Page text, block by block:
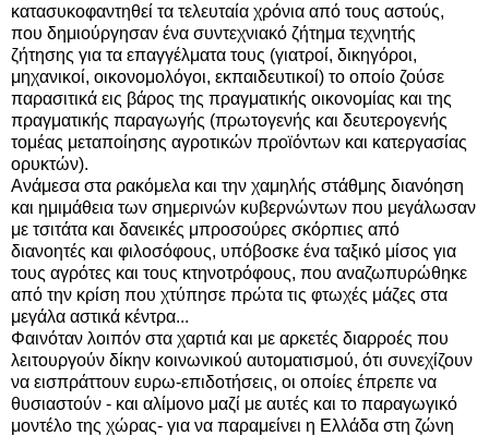
κατασυκοφαντηθεί τα τελευταία χρόνια από τους αστούς,
που δημιούργησαν ένα συντεχνιακό ζήτημα τεχνητής
ζήτησης για τα επαγγέλματα τους (γιατροί, δικηγόροι,
μηχανικοί, οικονομολόγοι, εκπαιδευτικοί) το οποίο ζούσε
παρασιτικά εις βάρος της πραγματικής οικονομίας και της
πραγματικής παραγωγής (πρωτογενής και δευτερογενής
τομέας μεταποίησης αγροτικών προϊόντων και κατεργασίας
ορυκτών).
Ανάμεσα στα ρακόμελα και την χαμηλής στάθμης διανόηση
και ημιμάθεια των σημερινών κυβερνώντων που μεγάλωσαν
με τσιτάτα και δανεικές μπροσούρες σκόρπιες από
διανοητές και φιλοσόφους, υπόβοσκε ένα ταξικό μίσος για
τους αγρότες και τους κτηνοτρόφους, που αναζωπυρώθηκε
από την κρίση που χτύπησε πρώτα τις φτωχές μάζες στα
μεγάλα αστικά κέντρα...
Φαινόταν λοιπόν στα χαρτιά και με αρκετές διαρροές που
λειτουργούν δίκην κοινωνικού αυτοματισμού, ότι συνεχίζουν
να εισπράττουν ευρω-επιδοτήσεις, οι οποίες έπρεπε να
θυσιαστούν - και αλίμονο μαζί με αυτές και το παραγωγικό
μοντέλο της χώρας- για να παραμείνει η Ελλάδα στη ζώνη